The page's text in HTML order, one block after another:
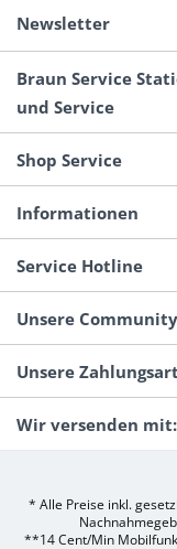
Newsletter
Braun Service
und Service
Shop Service
Informationen
Service Hotline
Unsere
Unsere
Wir versenden mit:
* Alle Preise inkl.
**14 Cent/Min